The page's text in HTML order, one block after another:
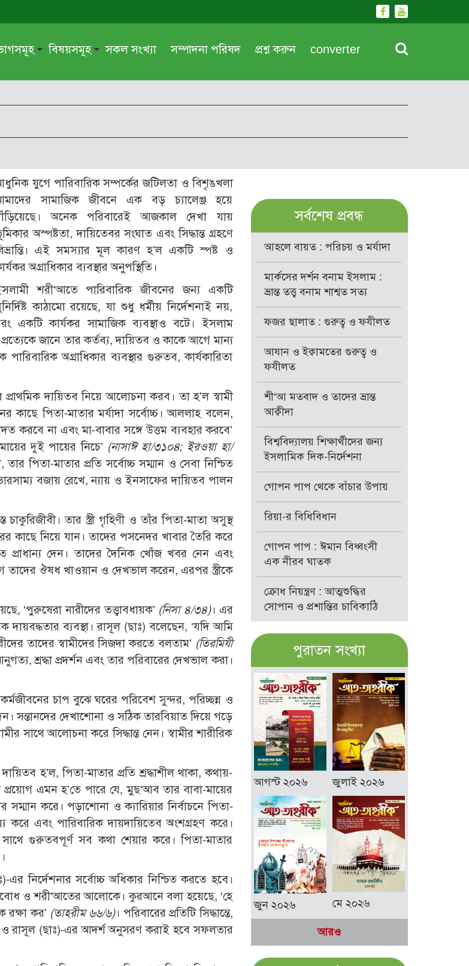
প্রসঙ্গ
ভাবনা
অঙ্গন
বিষয়সমূহ
পরকাল
নীতি-নৈতিকতা
তারবিয়াত
আরও
সকল সংখ্যা সম্পাদনা পরিষদ প্রশ্ন করুন converter
যুগে পারিবারিক সম্পর্কের জটিলতা ও বিশৃঙখলা
সামাজিক জীবনে এক বড় চ্যালেঞ্জ হয়ে
অনেক পরিবারেই আজকাল দেখা যায়
অস্পষ্টতা, দায়িতেবর সংঘাত এবং সিদ্ধান্ত গ্রহণে
এই সমস্যার মূল কারণ হ’ল একটি স্পষ্ট ও
অগ্রাধিকার ব্যবস্থার অনুপস্থিতি।
শরী‘আতে পারিবারিক জীবনের জন্য একটি
কাঠামো রয়েছে, যা শুধু ধর্মীয় নির্দেশনাই নয়,
একটি কার্যকর সামাজিক ব্যবস্থাও বটে। ইসলাম
প্রত্যেকে জানে তার কর্তব্য, দায়িতব ও কাকে আগে মান্য
অগ্রাধিকার ব্যবস্থার গুরুতব, কার্যকারিতা
প্রাথমিক দায়িতব নিয়ে আলোচনা করব। তা হ’ল স্বামী
কাছে পিতা-মাতার মর্যাদা সর্বোচ্চ। আললাহ বলেন,
করবে না এবং মা-বাবার সঙ্গে উত্তম ব্যবহার করবে’
দুই পায়ের নিচে’ (নাসাঈ হা/৩১০৪; ইরওয়া হা/
পিতা-মাতার প্রতি সর্বোচ্চ সম্মান ও সেবা নিশ্চিত
বজায় রেখে, ন্যায় ও ইনসাফের দায়িতব পালন
তার স্ত্রী গৃহিণী ও তাঁর পিতা-মাতা অসুস্থ
কাছে নিয়ে যান। তাদের পসনেদর খাবার তৈরি করে
প্রাধান্য দেন। তাদের দৈনিক খোঁজ খবর নেন এবং
তাদের ঔষধ খাওয়ান ও দেখভাল করেন, এরপর স্ত্রীকে
‘পুরুষেরা নারীদের তত্ত্বাবধায়ক’ (নিসা ৪/৩৪)। এর
ব্যবস্থা। রাসূল (ছাঃ) বলেছেন, ‘যদি আমি
তাদের স্বামীদের সিজদা করতে বলতাম’ (তিরমিযী
শ্রদ্ধা প্রদর্শন এবং তার পরিবারের দেখভাল করা।
চাপ বুঝে ঘরের পরিবেশ সুন্দর, পরিচ্ছন্ন ও
সন্তানদের দেখাশোনা ও সঠিক তারবিয়াত দিয়ে গড়ে
সাথে আলোচনা করে সিদ্ধান্ত নেন। স্বামীর শারীরিক
হ’ল, পিতা-মাতার প্রতি শ্রদ্ধাশীল থাকা, কথায়-
প্রয়োগ এমন হ’তে পারে যে, মুছ‘আব তার বাবা-মায়ের
করে। পড়াশোনা ও ক্যারিয়ার নির্বাচনে পিতা-
করে এবং পারিবারিক দায়দায়িতেব অংশগ্রহণ করে।
গুরুতবপূর্ণ সব কথা শেয়ার করে। পিতা-মাতার
নির্দেশনার সর্বোচ্চ অধিকার নিশ্চিত করতে হবে।
ও শরী‘আতের আলোকে। কুরআনে বলা হয়েছে, ‘হে
রক্ষা কর’ (তাহরীম ৬৬/৬)। পরিবারের প্রতিটি সিদ্ধান্তে,
রাসূল (ছাঃ)-এর আদর্শ অনুসরণ করাই হবে সফলতার
সর্বশেষ প্রবন্ধ
আহলে বায়ত : পরিচয় ও মর্যাদা
মার্কসের দর্শন বনাম ইসলাম :
ভ্রান্ত তত্ত্ব বনাম শাশ্বত সত্য
ফজর ছালাত : গুরুত্ব ও ফযীলত
আযান ও ইক্বামতের গুরুত্ব ও
ফযীলত
শী‘আ মতবাদ ও তাদের ভ্রান্ত
আক্বীদা
বিশ্ববিদ্যালয় শিক্ষার্থীদের জন্য
ইসলামিক দিক-নির্দেশনা
গোপন পাপ থেকে বাঁচার উপায়
রিয়া-র বিধিবিধান
গোপন পাপ : ঈমান বিধ্বংসী
এক নীরব ঘাতক
ক্রোধ নিয়ন্ত্রণ : আত্মশুদ্ধির
সোপান ও প্রশান্তির চাবিকাঠি
পুরাতন সংখ্যা
আগস্ট ২০২৬ জুলাই ২০২৬
জুন ২০২৬ মে ২০২৬
আরও